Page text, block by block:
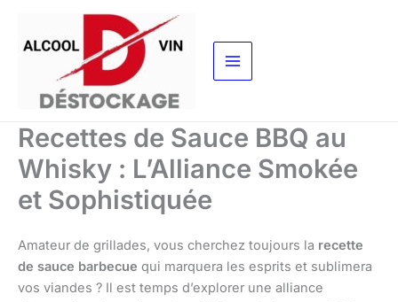
contenu
Recettes de Sauce BBQ au
Whisky : L’Alliance Smokée
et Sophistiquée
Amateur de grillades, vous cherchez toujours la recette
de sauce barbecue qui marquera les esprits et sublimera
vos viandes ? Il est temps d’explorer une alliance